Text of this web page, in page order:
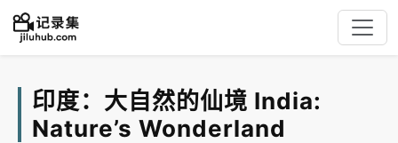
印度：大自然的仙境 India:
Nature’s Wonderland